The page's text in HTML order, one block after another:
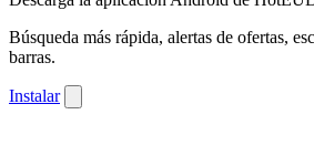
Búsqueda más rápida, alertas de ofertas,
barras.
Instalar